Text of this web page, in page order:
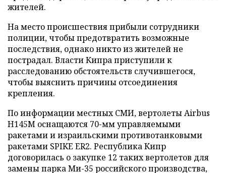
жителей.
На место происшествия прибыли сотрудники
полиции, чтобы предотвратить возможные
последствия, однако никто из жителей не
пострадал. Власти Кипра приступили к
расследованию обстоятельств случившегося,
чтобы выяснить причины отсоединения
крепления.
По информации местных СМИ, вертолеты Airbus
H145M оснащаются 70-мм управляемыми
ракетами и израильскими противотанковыми
ракетами SPIKE ER2. Республика Кипр
договорилась о закупке 12 таких вертолетов для
замены парка Ми-35 российского производства,